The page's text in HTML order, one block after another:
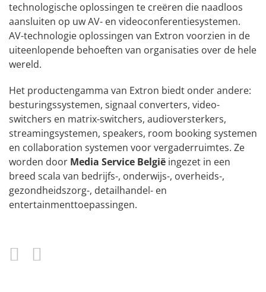
technologische oplossingen te creëren die naadloos
aansluiten op uw AV- en videoconferentiesystemen.
AV-technologie oplossingen van Extron voorzien in de
uiteenlopende behoeften van organisaties over de hele
wereld.
Het productengamma van Extron biedt onder andere:
besturingssystemen, signaal converters, video-
switchers en matrix-switchers, audioversterkers,
streamingsystemen, speakers, room booking systemen
en collaboration systemen voor vergaderruimtes. Ze
worden door Media Service België ingezet in een
breed scala van bedrijfs-, onderwijs-, overheids-,
gezondheidszorg-, detailhandel- en
entertainmenttoepassingen.